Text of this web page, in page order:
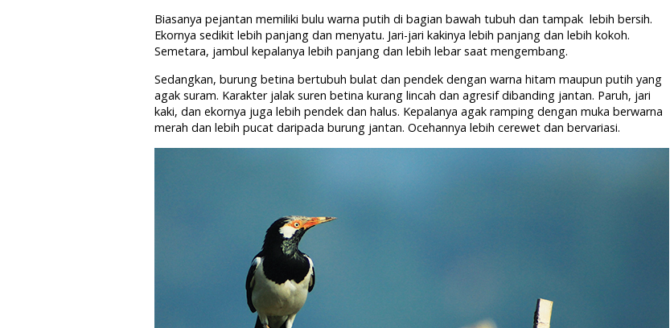
Biasanya pejantan memiliki bulu warna putih di bagian bawah tubuh dan tampak lebih bersih.
Ekornya sedikit lebih panjang dan menyatu. Jari-jari kakinya lebih panjang dan lebih kokoh.
Semetara, jambul kepalanya lebih panjang dan lebih lebar saat mengembang.
Sedangkan, burung betina bertubuh bulat dan pendek dengan warna hitam maupun putih yang
agak suram. Karakter jalak suren betina kurang lincah dan agresif dibanding jantan. Paruh, jari
kaki, dan ekornya juga lebih pendek dan halus. Kepalanya agak ramping dengan muka berwarna
merah dan lebih pucat daripada burung jantan. Ocehannya lebih cerewet dan bervariasi.